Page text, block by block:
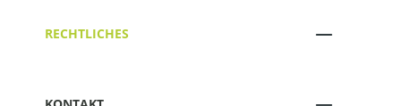
RECHTLICHES